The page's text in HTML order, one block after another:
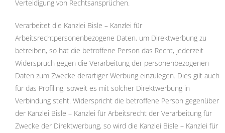
Verteidigung von Rechtsansprüchen.
Verarbeitet die Kanzlei Bisle – Kanzlei für
Arbeitsrechtpersonenbezogene Daten, um Direktwerbung zu
betreiben, so hat die betroffene Person das Recht, jederzeit
Widerspruch gegen die Verarbeitung der personenbezogenen
Daten zum Zwecke derartiger Werbung einzulegen. Dies gilt auch
für das Profiling, soweit es mit solcher Direktwerbung in
Verbindung steht. Widerspricht die betroffene Person gegenüber
der Kanzlei Bisle – Kanzlei für Arbeitsrecht der Verarbeitung für
Zwecke der Direktwerbung, so wird die Kanzlei Bisle – Kanzlei für